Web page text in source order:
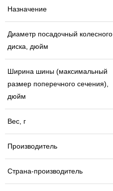
Назначение
Диаметр посадочный колесного
диска, дюйм
Ширина шины (максимальный
размер поперечного сечения),
дюйм
Вес, г
Производитель
Страна-производитель